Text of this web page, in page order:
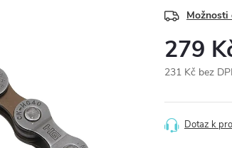
Možnosti
279
231 Kč bez
cena:
Dotaz k